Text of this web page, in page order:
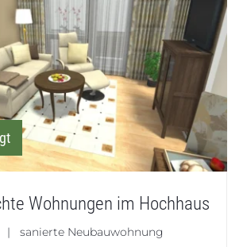
Wohnungen im Hochhaus
| sanierte Neubauwohnung